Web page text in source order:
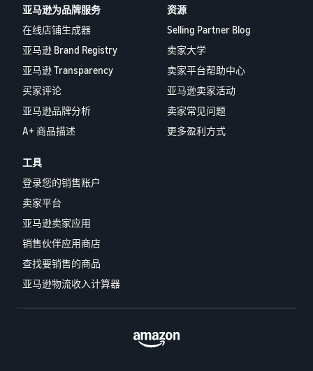
亚马逊为品牌服务
在线店铺生成器
亚马逊 Brand Registry
亚马逊 Transparency
买家评论
亚马逊品牌分析
A+ 商品描述
资源
Selling Partner Blog
卖家大学
卖家平台帮助中心
亚马逊卖家活动
卖家常见问题
更多盈利方式
工具
登录您的销售账户
卖家平台
亚马逊卖家应用
销售伙伴应用商店
查找要销售的商品
亚马逊物流收入计算器